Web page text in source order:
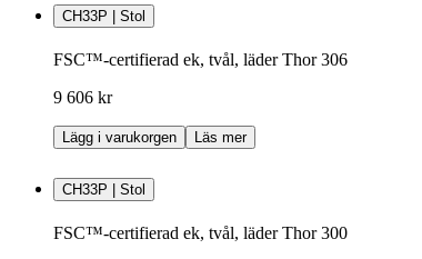
CH33P | Stol
FSC™-certifierad ek, tvål, läder Thor 306
9 606 kr
Lägg i varukorgen Läs mer
CH33P | Stol
FSC™-certifierad ek, tvål, läder Thor 300